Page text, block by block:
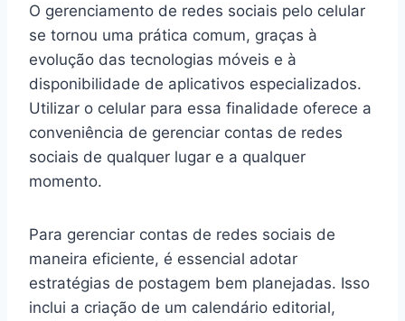
O gerenciamento de redes sociais pelo celular
se tornou uma prática comum, graças à
evolução das tecnologias móveis e à
disponibilidade de aplicativos especializados.
Utilizar o celular para essa finalidade oferece a
conveniência de gerenciar contas de redes
sociais de qualquer lugar e a qualquer
momento.
Para gerenciar contas de redes sociais de
maneira eficiente, é essencial adotar
estratégias de postagem bem planejadas. Isso
inclui a criação de um calendário editorial,